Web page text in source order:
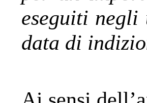
eseguiti
data di